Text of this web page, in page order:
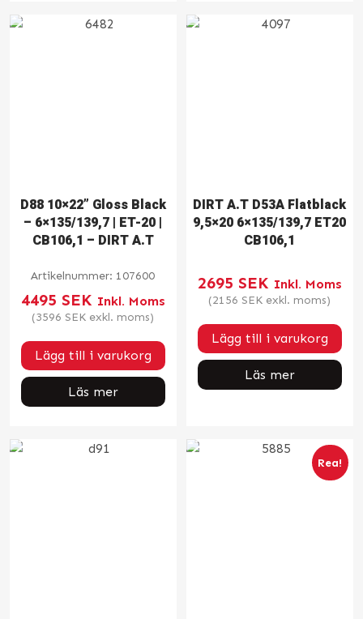
D88 10×22” Gloss Black
– 6×135/139,7 | ET-20 |
CB106,1 – DIRT A.T
Artikelnummer: 107600
4495 SEK Inkl. Moms
(3596 SEK exkl. moms)
Lägg till i varukorg
Läs mer
DIRT A.T D53A Flatblack
9,5×20 6×135/139,7 ET20
CB106,1
2695 SEK Inkl. Moms
(2156 SEK exkl. moms)
Lägg till i varukorg
Läs mer
Rea!